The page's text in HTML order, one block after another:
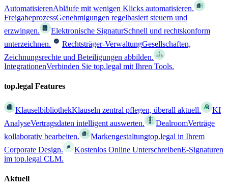
AutomatisierenAbläufe mit wenigen Klicks automatisieren.
FreigabeprozessGenehmigungen regelbasiert steuern und
erzwingen.
Elektronische SignaturSchnell und rechtskonform
unterzeichnen.
Rechtsträger-VerwaltungGesellschaften,
Zeichnungsrechte und Beteiligungen abbilden.
IntegrationenVerbinden Sie top.legal mit Ihren Tools.
top.legal Features
KlauselbibliothekKlauseln zentral pflegen, überall aktuell.
KI
AnalyseVertragsdaten intelligent auswerten. DealroomVerträge
kollaborativ bearbeiten.
Markengestaltungtop.legal in Ihrem
Corporate Design.
Kostenlos Online UnterschreibenE-Signaturen
im top.legal CLM.
Aktuell